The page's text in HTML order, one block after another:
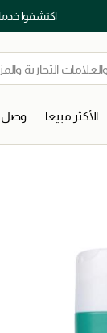
اكتشفوا
الأكثر مبيعا وصل